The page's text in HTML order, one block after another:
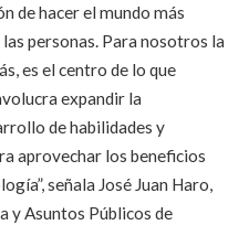
de hacer el mundo más
personas. Para nosotros la
es el centro de lo que
expandir la
de habilidades y
aprovechar los beneficios
señala José Juan Haro,
y Asuntos Públicos de